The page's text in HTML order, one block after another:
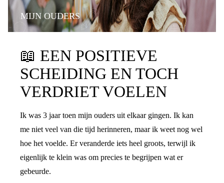
MIJN OUDERS
📖 EEN POSITIEVE
SCHEIDING EN TOCH
VERDRIET VOELEN
Ik was 3 jaar toen mijn ouders uit elkaar gingen. Ik kan
me niet veel van die tijd herinneren, maar ik weet nog wel
hoe het voelde. Er veranderde iets heel groots, terwijl ik
eigenlijk te klein was om precies te begrijpen wat er
gebeurde.